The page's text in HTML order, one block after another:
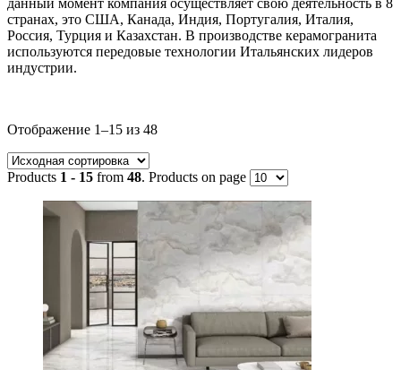
странах, это США, Канада, Индия, Португалия, Италия,
Россия, Турция и Казахстан. В производстве керамогранита
используются передовые технологии Итальянских лидеров
индустрии.
Метки товаров
Италия(399)
Китай(3)
Польша(19)
Россия(26)
Турция(66)
Испания(797)
Товар Размер
Отображение 1–15 из 48
Products 1 - 15 from 48. Products on page